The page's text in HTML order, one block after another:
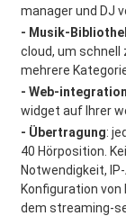
manager und DJ
- Musik-
cloud, um schnell
mehrere
- Web-integration
widget auf Ihrer
- Übertragung:
40 Hörposition.
Notwendigkeit,
Konfiguration
dem streaming-